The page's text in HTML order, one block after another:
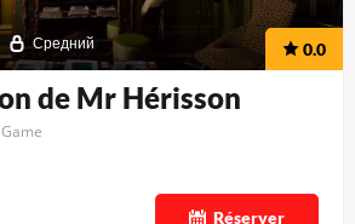
Средний 0.0
de Mr Hérisson
Réserver